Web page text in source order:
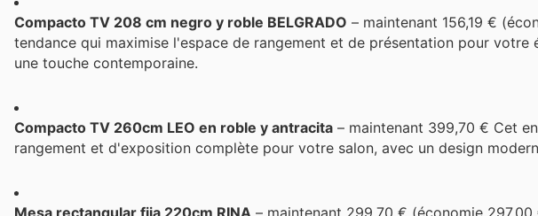
Compacto TV 208 cm negro y roble BELGRADO – maintenant 156,19 €
tendance qui maximise l'espace de rangement et de présentation pour
une touche contemporaine.
Compacto TV 260cm LEO en roble y antracita – maintenant 399,70 € Cet
rangement et d'exposition complète pour votre salon, avec un design